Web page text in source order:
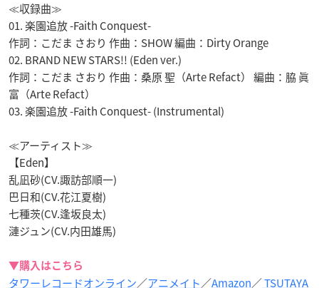
≪収録曲≫
01. 楽園追放 -Faith Conquest-
作詞：こだま さおり 作曲：SHOW 編曲：Dirty Orange
02. BRAND NEW STARS!! (Eden ver.)
作詞：こだま さおり 作曲：桑原 聖（Arte Refact） 編曲：脇 眞
富（Arte Refact）
03. 楽園追放 -Faith Conquest- (Instrumental)
≪アーティスト≫
【Eden】
乱凪砂(CV.諏訪部順一)
巴日和(CV.花江夏樹)
七種茨(CV.逢坂良太)
漣ジュン(CV.内田雄馬)
▼購入はこちら
タワーレコードオンライン／アニメイト／Amazon／TSUTAYA